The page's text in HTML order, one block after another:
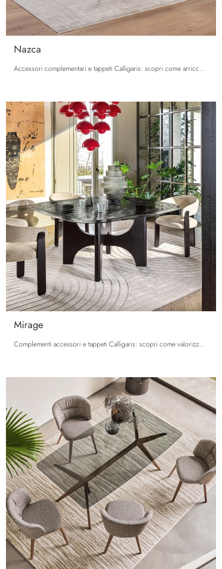
Nazca
Accessori complementari e tappeti Calligaris: scopri come arricchire i tuoi interni moderni con il modello Nazca.
Mirage
Complementi accessori e tappeti Calligaris: scopri come valorizzare i tuoi spazi moderni con il modello Mirage.